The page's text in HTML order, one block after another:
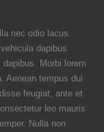
nec odio lacus.
dapibus
Morbi lorem
Aenean tempus dui
feugiat, ante et
leo mauris
Nulla non